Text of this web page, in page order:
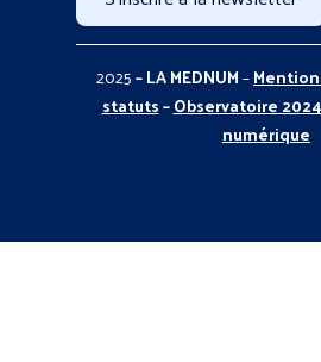
2025– LA MEDNUM–
statuts–Observatoire
numérique